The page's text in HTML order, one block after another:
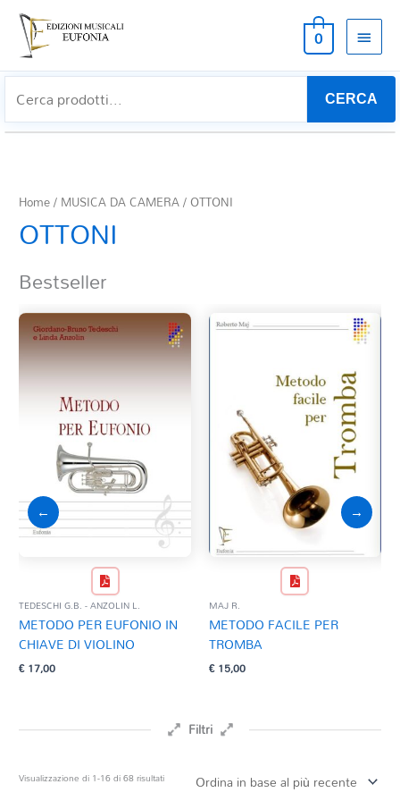
0
CERCA
Home/ MUSICA DA CAMERA/ OTTONI
OTTONI
Bestseller
←
TEDESCHI G.B. - ANZOLIN L.
METODO PER EUFONIO IN
CHIAVE DI VIOLINO
€17,00
MAJ R.
METODO FACILE PER
TROMBA
€15,00
→
Filtri
Visualizzazione di 1-16 di 68 risultatiOrdina
in